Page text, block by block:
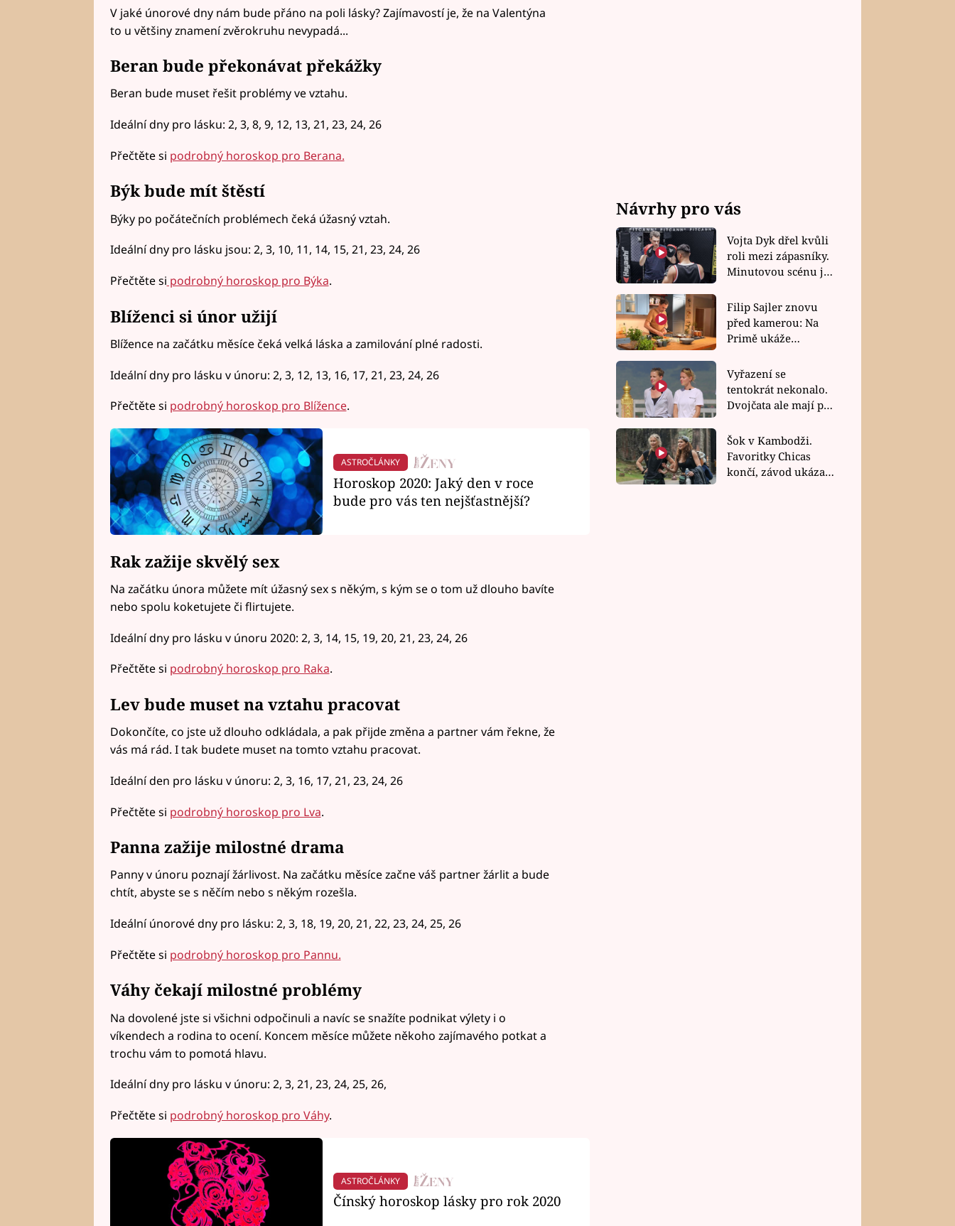
V jaké únorové dny nám bude přáno na poli lásky? Zajímavostí je, že na Valentýna
to u většiny znamení zvěrokruhu nevypadá...
Beran bude překonávat překážky
Beran bude muset řešit problémy ve vztahu.
Ideální dny pro lásku: 2, 3, 8, 9, 12, 13, 21, 23, 24, 26
Přečtěte si podrobný horoskop pro Berana.
Býk bude mít štěstí
Býky po počátečních problémech čeká úžasný vztah.
Ideální dny pro lásku jsou: 2, 3, 10, 11, 14, 15, 21, 23, 24, 26
Přečtěte si podrobný horoskop pro Býka.
Blíženci si únor užijí
Blížence na začátku měsíce čeká velká láska a zamilování plné radosti.
Ideální dny pro lásku v únoru: 2, 3, 12, 13, 16, 17, 21, 23, 24, 26
Přečtěte si podrobný horoskop pro Blížence.
ASTROČLÁNKY
Horoskop 2020: Jaký den v roce
bude pro vás ten nejšťastnější?
Rak zažije skvělý sex
Na začátku února můžete mít úžasný sex s někým, s kým se o tom už dlouho bavíte
nebo spolu koketujete či flirtujete.
Ideální dny pro lásku v únoru 2020: 2, 3, 14, 15, 19, 20, 21, 23, 24, 26
Přečtěte si podrobný horoskop pro Raka.
Lev bude muset na vztahu pracovat
Dokončíte, co jste už dlouho odkládala, a pak přijde změna a partner vám řekne, že
vás má rád. I tak budete muset na tomto vztahu pracovat.
Ideální den pro lásku v únoru: 2, 3, 16, 17, 21, 23, 24, 26
Přečtěte si podrobný horoskop pro Lva.
Panna zažije milostné drama
Panny v únoru poznají žárlivost. Na začátku měsíce začne váš partner žárlit a bude
chtít, abyste se s něčím nebo s někým rozešla.
Ideální únorové dny pro lásku: 2, 3, 18, 19, 20, 21, 22, 23, 24, 25, 26
Přečtěte si podrobný horoskop pro Pannu.
Váhy čekají milostné problémy
Na dovolené jste si všichni odpočinuli a navíc se snažíte podnikat výlety i o
víkendech a rodina to ocení. Koncem měsíce můžete někoho zajímavého potkat a
trochu vám to pomotá hlavu.
Ideální dny pro lásku v únoru: 2, 3, 21, 23, 24, 25, 26,
Přečtěte si podrobný horoskop pro Váhy.
ASTROČLÁNKY
Čínský horoskop lásky pro rok 2020
Návrhy pro vás
Vojta Dyk dřel kvůli
roli mezi zápasníky.
Minutovou scénu jel
Filip Sajler znovu
před kamerou: Na
Primě ukáže
rychlé recepty
Vyřazení se
tentokrát nekonalo.
Dvojčata ale mají po
závodu nůž na krku
Šok v Kambodži.
Favoritky Chicas
končí, závod ukázal